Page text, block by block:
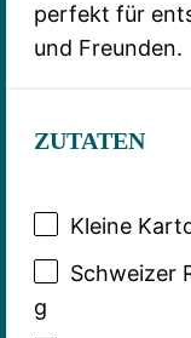
perfekt für
und Freunden.
ZUTATEN
Kleine
Schweizer
g